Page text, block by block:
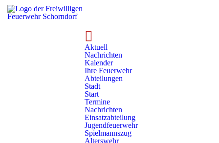
Aktuell
Nachrichten
Kalender
Ihre Feuerwehr
Abteilungen
Stadt
Start
Termine
Nachrichten
Einsatzabteilung
Jugendfeuerwehr
Spielmannszug
Alterswehr
RC 1/14 - Transport 01